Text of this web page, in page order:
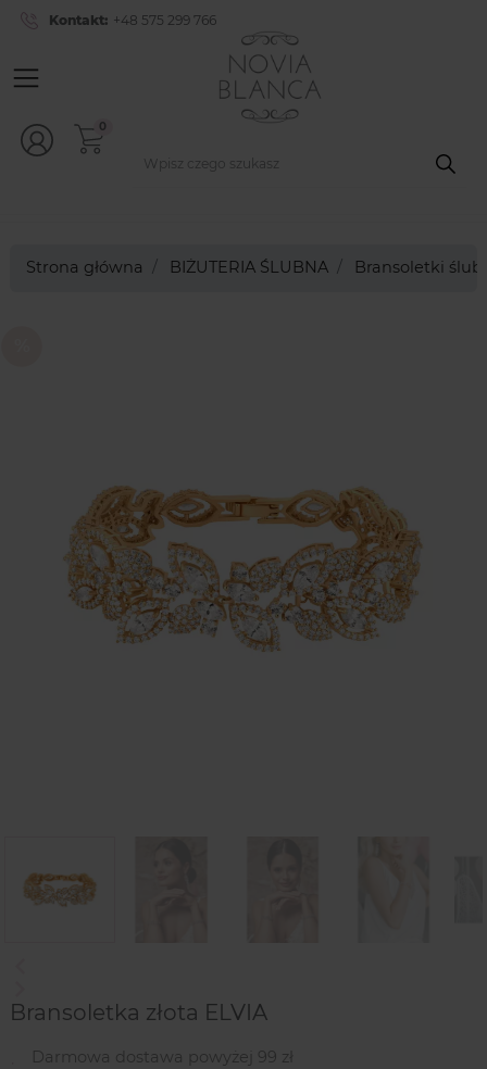
Kontakt: +48 575 299 766
0
Strona główna BIŻUTERIA ŚLUBNA Bransoletki
Bransoletka złota ELVIA
Darmowa dostawa powyżej 99 zł